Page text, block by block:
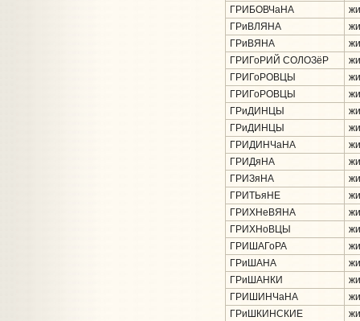
ГРИБОВЧаНА
ГРиВЛЯНА
ГРиВЯНА
ГРИГоРИЙ СОЛОЗёР
ГРИГоРОВЦЫ
ГРИГоРОВЦЫ
ГРиДИНЦЫ
ГРиДИНЦЫ
ГРИДИНЧаНА
ГРИДяНА
ГРИЗяНА
ГРИТЬяНЕ
ГРИХНеВЯНА
ГРИХНоВЦЫ
ГРИШАГоРА
ГРиШАНА
ГРиШАНКИ
ГРИШИНЧаНА
ГРиШКИНСКИЕ